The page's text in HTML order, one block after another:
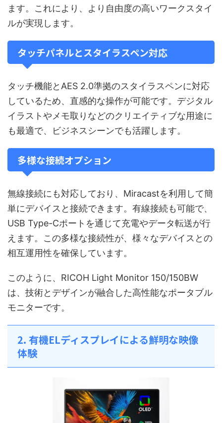
ます。これにより、より自由度の高いワークスタイ
ルが実現します。
タッチパネルとスタイラスペン対応
タッチ機能とAES 2.0準拠のスタイラスペンに対応
しているため、直感的な操作が可能です。デジタル
イラストやメモ取りなどのクリエイティブな用途に
も最適で、ビジネスシーンでも活躍します。
多様な接続オプション
無線接続にも対応しており、Miracastを利用して簡
単にデバイスと接続できます。有線接続も可能で、
USB Type-Cポートを通じて充電やデータ転送が行
えます。この多様な接続性が、様々なデバイスとの
相互運用性を確保しています。
このように、RICOH Light Monitor 150/150BW
は、技術とデザインが融合した高性能なポータブル
モニターです。
2. 有機ELディスプレイによる鮮明な映像
体験